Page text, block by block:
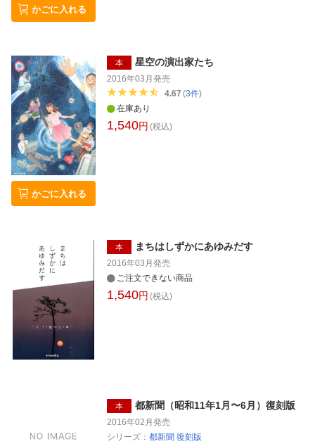
かごに入れる
かごに入れる
本 星空の演出家たち
2016年03月 発売
4.67 (3件)
在庫あり
1,540円 (税込)
本 まちはしずかにあゆみだす
2016年03月 発売
ご注文できない商品
1,540円 (税込)
本 都新聞（昭和11年1月〜6月）復刻版
2016年02月 発売
シリーズ： 都新聞 復刻版